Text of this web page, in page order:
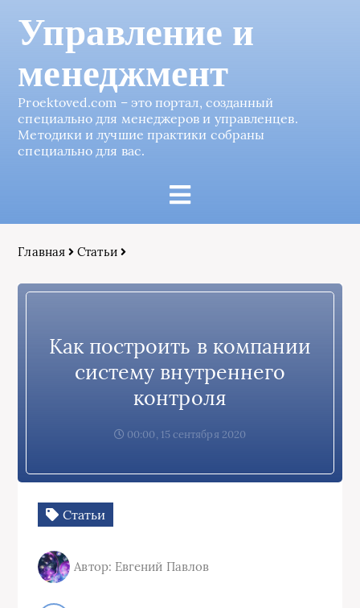
Управление и
менеджмент
Proektoved.com – это портал, созданный
специально для менеджеров и управленцев.
Методики и лучшие практики собраны
специально для вас.
Главная Статьи
Как построить в компании
систему внутреннего
контроля
00:00, 15 сентября 2020
Статьи
Автор: Евгений Павлов